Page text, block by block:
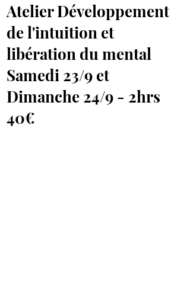
Atelier Développement
de l'intuition et
libération du mental
Samedi 23/9 et
Dimanche 24/9 - 2hrs
40€